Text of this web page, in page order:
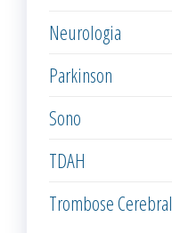
Neurologia
Parkinson
Sono
TDAH
Trombose Cerebral